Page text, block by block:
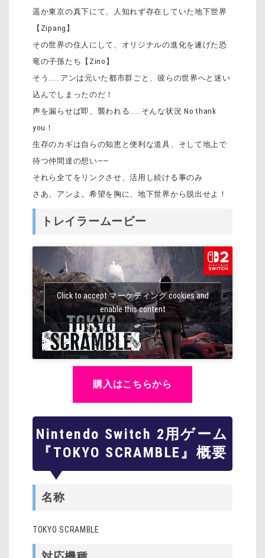
遥か東京の真下にて、人知れず存在していた地下世界
【Zipang】
その世界の住人にして、オリジナルの進化を遂げた恐
竜の子孫たち【Zino】
そう……アンは元いた都市群ごと、彼らの世界へと迷い
込んでしまったのだ！
声を漏らせば即、襲われる……そんな状況 No thank
you！
生存のカギは自らの知恵と便利な道具、そして地上で
待つ仲間達の想い――
それら全てをリンクさせ、活用し続ける事のみ
さあ、アンよ。希望を胸に、地下世界から脱出せよ！
トレイラームービー
Click to accept マーケティング cookies and
enable this content
購入はこちらから
Nintendo Switch 2用ゲーム
『TOKYO SCRAMBLE』概要
名称
TOKYO SCRAMBLE